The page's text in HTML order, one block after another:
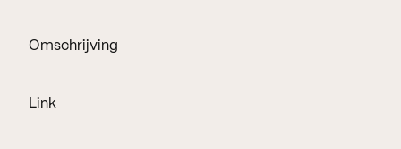
Omschrijving
Link